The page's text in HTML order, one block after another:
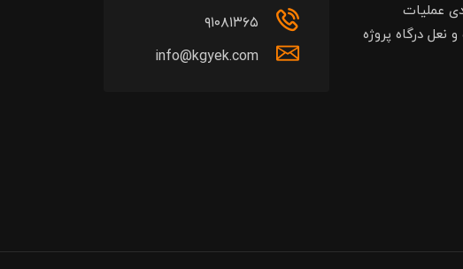
عملیات
نعل درگاه پروژه
۹۱۰۸۱۳۶۵
info@kgyek.com